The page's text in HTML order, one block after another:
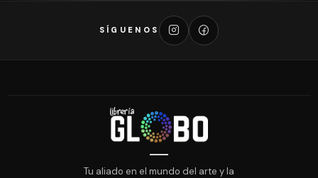
SÍGUENOS
Tu aliado en el mundo del arte y la